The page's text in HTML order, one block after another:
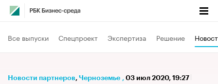
Все выпуски Спецпроект Экспертиза Решение
Новости партнеров⁠, Черноземье , 03 июл 2020, 19:27